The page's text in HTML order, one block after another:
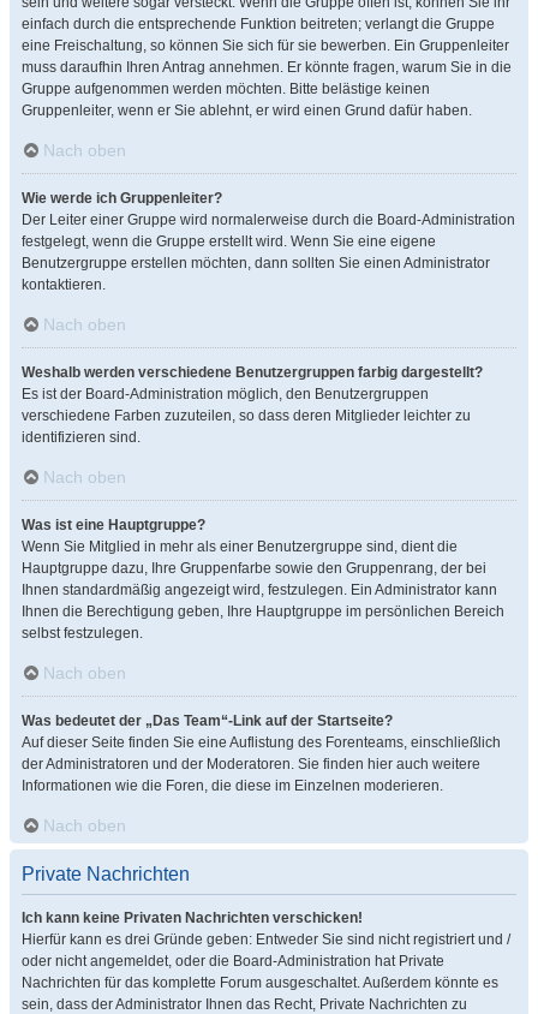
einfach durch die entsprechende Funktion beitreten; verlangt die Gruppe
eine Freischaltung, so können Sie sich für sie bewerben. Ein Gruppenleiter
muss daraufhin Ihren Antrag annehmen. Er könnte fragen, warum Sie in die
Gruppe aufgenommen werden möchten. Bitte belästige keinen
Gruppenleiter, wenn er Sie ablehnt, er wird einen Grund dafür haben.
Nach oben
Wie werde ich Gruppenleiter?
Der Leiter einer Gruppe wird normalerweise durch die Board-Administration
festgelegt, wenn die Gruppe erstellt wird. Wenn Sie eine eigene
Benutzergruppe erstellen möchten, dann sollten Sie einen Administrator
kontaktieren.
Nach oben
Weshalb werden verschiedene Benutzergruppen farbig dargestellt?
Es ist der Board-Administration möglich, den Benutzergruppen
verschiedene Farben zuzuteilen, so dass deren Mitglieder leichter zu
identifizieren sind.
Nach oben
Was ist eine Hauptgruppe?
Wenn Sie Mitglied in mehr als einer Benutzergruppe sind, dient die
Hauptgruppe dazu, Ihre Gruppenfarbe sowie den Gruppenrang, der bei
Ihnen standardmäßig angezeigt wird, festzulegen. Ein Administrator kann
Ihnen die Berechtigung geben, Ihre Hauptgruppe im persönlichen Bereich
selbst festzulegen.
Nach oben
Was bedeutet der „Das Team“-Link auf der Startseite?
Auf dieser Seite finden Sie eine Auflistung des Forenteams, einschließlich
der Administratoren und der Moderatoren. Sie finden hier auch weitere
Informationen wie die Foren, die diese im Einzelnen moderieren.
Nach oben
Private Nachrichten
Ich kann keine Privaten Nachrichten verschicken!
Hierfür kann es drei Gründe geben: Entweder Sie sind nicht registriert und /
oder nicht angemeldet, oder die Board-Administration hat Private
Nachrichten für das komplette Forum ausgeschaltet. Außerdem könnte es
sein, dass der Administrator Ihnen das Recht, Private Nachrichten zu